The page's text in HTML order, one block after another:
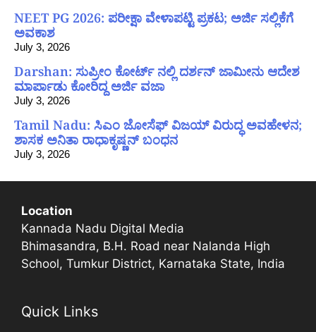
NEET PG 2026: ಪರೀಕ್ಷಾ ವೇಳಾಪಟ್ಟಿ ಪ್ರಕಟ; ಅರ್ಜಿ ಸಲ್ಲಿಕೆಗೆ
ಅವಕಾಶ
July 3, 2026
Darshan: ಸುಪ್ರೀಂ ಕೋರ್ಟ್ ನಲ್ಲಿ ದರ್ಶನ್ ಜಾಮೀನು ಆದೇಶ
ಮಾರ್ಪಾಡು ಕೋರಿದ್ದ ಅರ್ಜಿ ವಜಾ
July 3, 2026
Tamil Nadu: ಸಿಎಂ ಜೋಸೆಫ್ ವಿಜಯ್ ವಿರುದ್ಧ ಅವಹೇಳನ;
ಶಾಸಕ ಅನಿತಾ ರಾಧಾಕೃಷ್ಣನ್ ಬಂಧನ
July 3, 2026
Location
Kannada Nadu Digital Media
Bhimasandra, B.H. Road near Nalanda High
School, Tumkur District, Karnataka State, India
Quick Links